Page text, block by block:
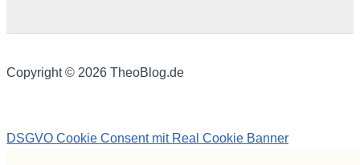
Copyright © 2026 TheoBlog.de
DSGVO Cookie Consent mit Real Cookie Banner